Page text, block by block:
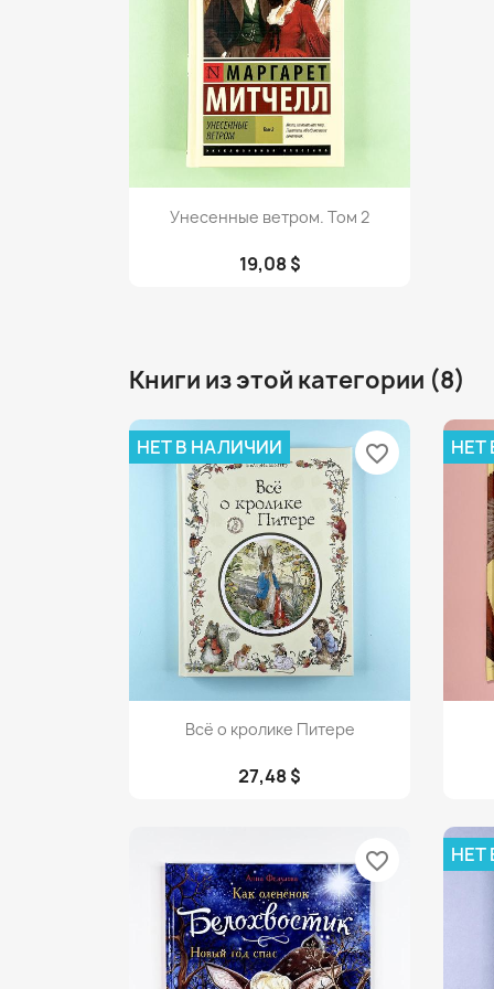
Просмотр
Унесенные ветром. Том 2
19,08 $
Книги из этой категории (8)
Просмотр
Всё о кролике Питере
27,48 $
НЕТ В НАЛИЧИИ favorite_border НЕТ
favorite_border НЕТ